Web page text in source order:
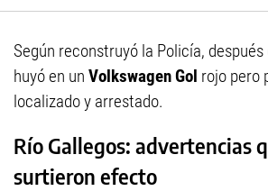
Según reconstruyó la Policía,
huyó en un Volkswagen Gol rojo pero
localizado y arrestado.
Río Gallegos: advertencias
surtieron efecto